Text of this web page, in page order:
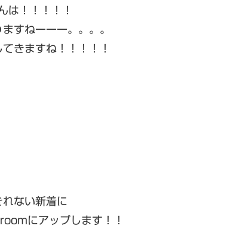
は！！！！！
すねーーー。。。。
きますね！！！！！
れない新着に
にアップします！！